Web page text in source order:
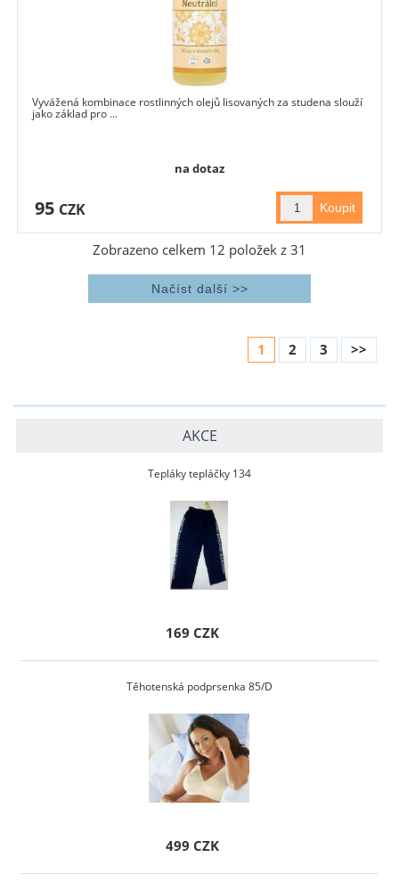
Vyvážená kombinace rostlinných olejů lisovaných za studena slouží
jako základ pro ...
na dotaz
95 CZK
Zobrazeno celkem 12 položek z31
1 2 3 >>
AKCE
Tepláky tepláčky 134
169 CZK
Těhotenská podprsenka 85/D
499 CZK